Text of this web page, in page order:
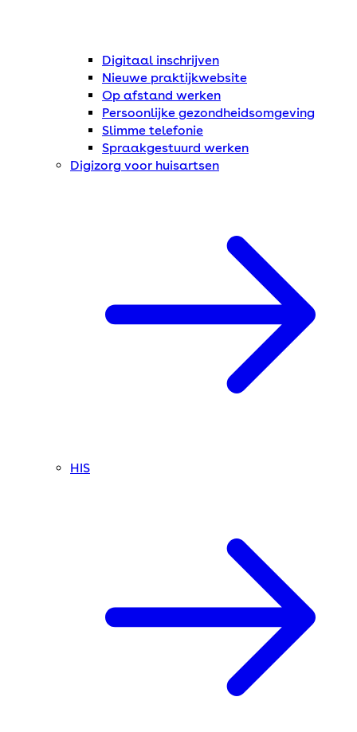
Digitaal inschrijven
Nieuwe praktijkwebsite
Op afstand werken
Persoonlijke gezondheidsomgeving
Slimme telefonie
Spraakgestuurd werken
Digizorg voor huisartsen
HIS